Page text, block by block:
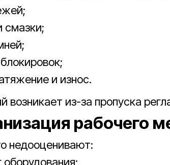
смазки;
и износ.
возникает из-за пропуска
рабочего
недооценивают: